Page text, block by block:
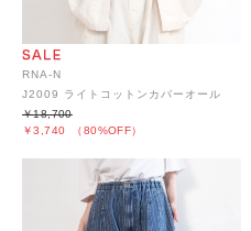
RNA-N
J2009 ライトコットンカバーオール
￥3,740 （80%OFF）
￥18,700